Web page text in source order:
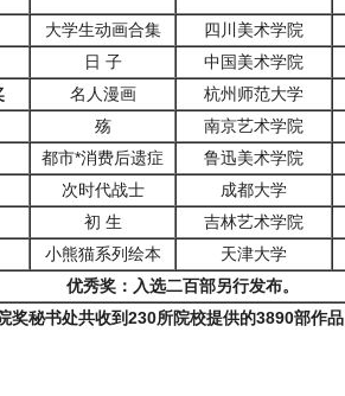
大学生动画合集
四川美术学院
日 子
中国美术学院
名人漫画
杭州师范大学
殇
南京艺术学院
都市*消费后遗症
鲁迅美术学院
次时代战士
成都大学
初 生
吉林艺术学院
小熊猫系列绘本
天津大学
优秀奖：入选二百部另行发布。
秘书处共收到230所院校提供的3890部作